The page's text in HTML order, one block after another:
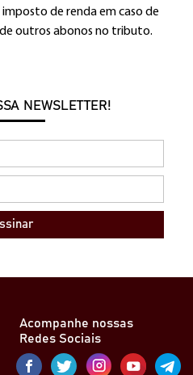
de renda em caso de
outros abonos no tributo.
NEWSLETTER!
Acompanhe nossas
Redes Sociais